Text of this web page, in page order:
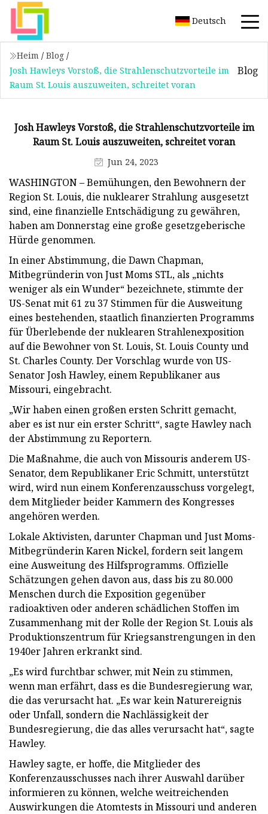
Deutsch
Heim / Blog /
Josh Hawleys Vorstoß, die Strahlenschutzvorteile im
Raum St. Louis auszuweiten, schreitet voran
Blog
Josh Hawleys Vorstoß, die Strahlenschutzvorteile im
Raum St. Louis auszuweiten, schreitet voran
Jun 24, 2023
WASHINGTON – Bemühungen, den Bewohnern der
Region St. Louis, die nuklearer Strahlung ausgesetzt
sind, eine finanzielle Entschädigung zu gewähren,
haben am Donnerstag eine große gesetzgeberische
Hürde genommen.
In einer Abstimmung, die Dawn Chapman,
Mitbegründerin von Just Moms STL, als „nichts
weniger als ein Wunder“ bezeichnete, stimmte der
US-Senat mit 61 zu 37 Stimmen für die Ausweitung
eines bestehenden, staatlich finanzierten Programms
für Überlebende der nuklearen Strahlenexposition
auf die Bewohner von St. Louis, St. Louis County und
St. Charles County. Der Vorschlag wurde von US-
Senator Josh Hawley, einem Republikaner aus
Missouri, eingebracht.
„Wir haben einen großen ersten Schritt gemacht,
aber es ist nur ein erster Schritt“, sagte Hawley nach
der Abstimmung zu Reportern.
Die Maßnahme, die auch von Missouris anderem US-
Senator, dem Republikaner Eric Schmitt, unterstützt
wird, wird nun einem Konferenzausschuss vorgelegt,
dem Mitglieder beider Kammern des Kongresses
angehören werden.
Lokale Aktivisten, darunter Chapman und Just Moms-
Mitbegründerin Karen Nickel, fordern seit langem
eine Ausweitung des Hilfsprogramms. Offizielle
Schätzungen gehen davon aus, dass bis zu 80.000
Menschen durch die Exposition gegenüber
radioaktiven oder anderen schädlichen Stoffen im
Zusammenhang mit der Rolle der Region St. Louis als
Produktionszentrum für Kriegsanstrengungen in den
1940er Jahren erkrankt sind.
„Es wird furchtbar schwer, mit Nein zu stimmen,
wenn man erfährt, dass es die Bundesregierung war,
die das verursacht hat. „Es war kein Naturereignis
oder Unfall, sondern die Nachlässigkeit der
Bundesregierung, die das alles verursacht hat“, sagte
Hawley.
Hawley sagte, er hoffe, die Mitglieder des
Konferenzausschusses nach ihrer Auswahl darüber
informieren zu können, welche weitreichenden
Auswirkungen die Atomtests in Missouri und anderen